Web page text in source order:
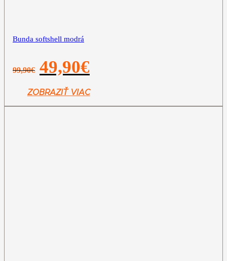
Bunda softshell modrá
99,90€
Pôvodná
cena
99,90€.
49,90€
49,90€.
ZOBRAZIŤ VIAC